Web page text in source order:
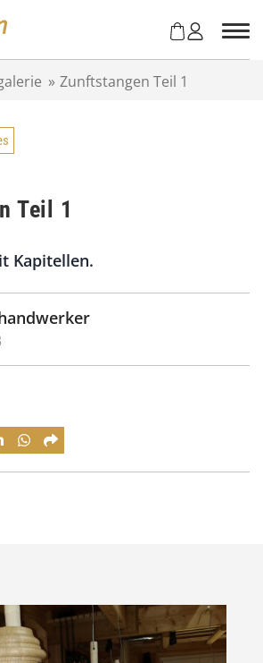
» Zunftstangen Teil 1
Teil 1
Kapitellen.